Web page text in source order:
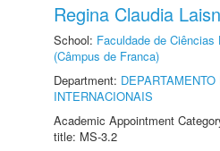
Regina Claudia
School: Faculdade de
(Câmpus de Franca)
Department:
INTERNACIONAIS
Academic Appointment
title: MS-3.2